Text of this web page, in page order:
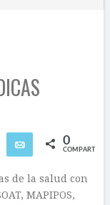
Telegram Email 0
COMPARTIR
de la salud con
MAPIPOS,